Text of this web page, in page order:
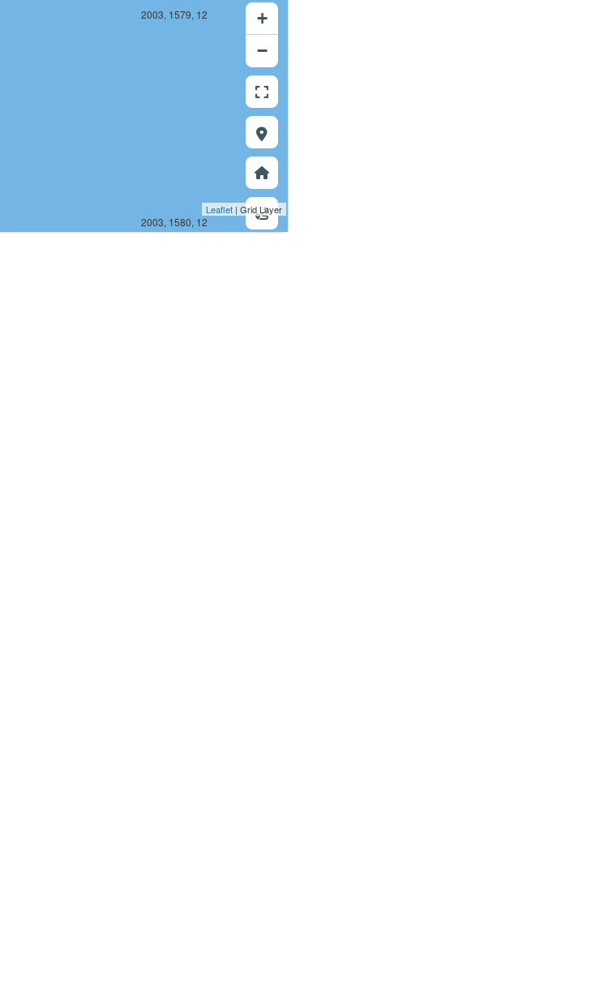
2003, 1579, 12
2003, 1580, 12
+
−
Leaflet| Grid Layer